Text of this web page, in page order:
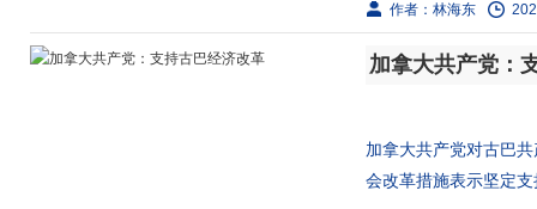
作者：林海东
加拿大共产党：
加拿大共产党对古巴
会改革措施表示坚定